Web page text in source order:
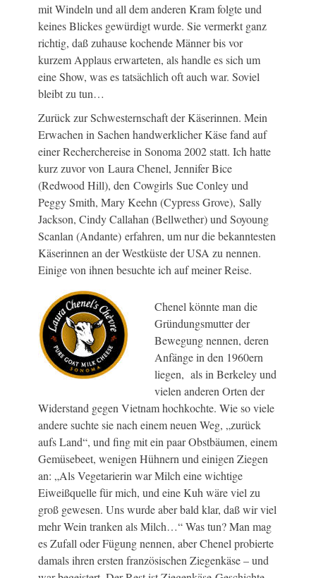
mit Windeln und all dem anderen Kram folgte und
keines Blickes gewürdigt wurde. Sie vermerkt ganz
richtig, daß zuhause kochende Männer bis vor
kurzem Applaus erwarteten, als handle es sich um
eine Show, was es tatsächlich oft auch war. Soviel
bleibt zu tun…
Zurück zur Schwesternschaft der Käserinnen. Mein
Erwachen in Sachen handwerklicher Käse fand auf
einer Recherchereise in Sonoma 2002 statt. Ich hatte
kurz zuvor von Laura Chenel, Jennifer Bice
(Redwood Hill), den Cowgirls Sue Conley und
Peggy Smith, Mary Keehn (Cypress Grove), Sally
Jackson, Cindy Callahan (Bellwether) und Soyoung
Scanlan (Andante) erfahren, um nur die bekanntesten
Käserinnen an der Westküste der USA zu nennen.
Einige von ihnen besuchte ich auf meiner Reise.
Chenel könnte man die
Gründungsmutter der
Bewegung nennen, deren
Anfänge in den 1960ern
liegen, als in Berkeley und
vielen anderen Orten der
Widerstand gegen Vietnam hochkochte. Wie so viele
andere suchte sie nach einem neuen Weg, „zurück
aufs Land“, und fing mit ein paar Obstbäumen, einem
Gemüsebeet, wenigen Hühnern und einigen Ziegen
an: „Als Vegetarierin war Milch eine wichtige
Eiweißquelle für mich, und eine Kuh wäre viel zu
groß gewesen. Uns wurde aber bald klar, daß wir viel
mehr Wein tranken als Milch…“ Was tun? Man mag
es Zufall oder Fügung nennen, aber Chenel probierte
damals ihren ersten französischen Ziegenkäse – und